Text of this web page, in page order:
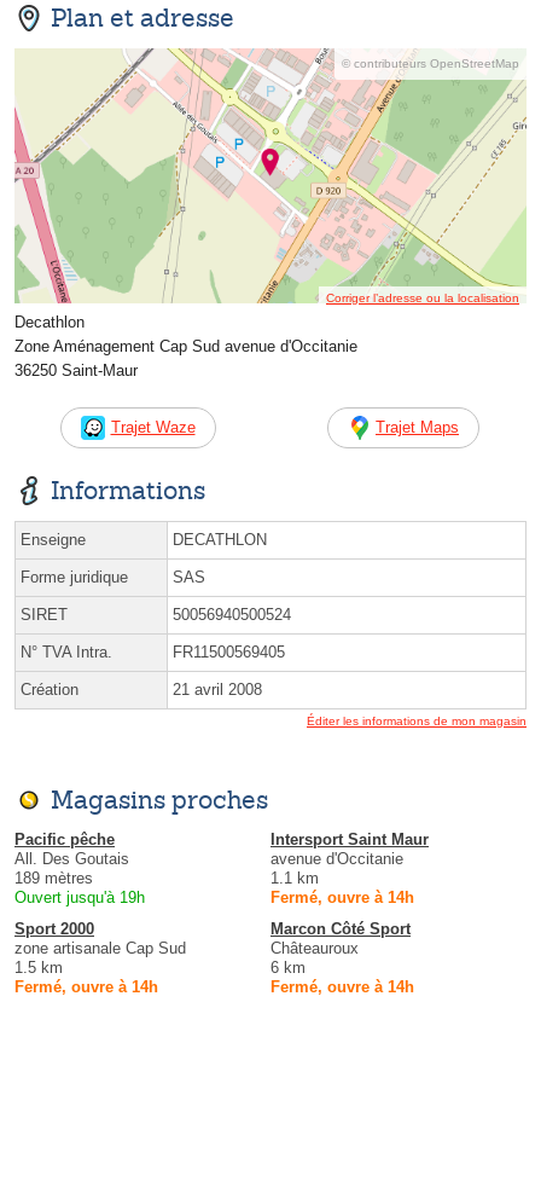
Plan et adresse
© contributeurs OpenStreetMap
Corriger l’adresse ou la localisation
Decathlon
Zone Aménagement Cap Sud avenue d'Occitanie
36250 Saint-Maur
Trajet Waze Trajet Maps
Informations
Enseigne DECATHLON
Forme juridique SAS
SIRET 50056940500524
N° TVA Intra. FR11500569405
Création 21 avril 2008
Éditer les informations de mon magasin
Magasins proches
Pacific pêche
All. Des Goutais
189 mètres
Ouvert jusqu'à 19h
Intersport Saint Maur
avenue d'Occitanie
1.1 km
Fermé, ouvre à 14h
Sport 2000
zone artisanale Cap Sud
1.5 km
Fermé, ouvre à 14h
Marcon Côté Sport
Châteauroux
6 km
Fermé, ouvre à 14h